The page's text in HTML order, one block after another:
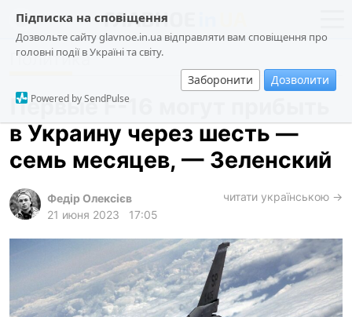
Підписка на сповіщення
Дозвольте сайту glavnoe.in.ua відправляти вам сповіщення про
головні події в Україні та світу.
Заборонити Дозволити
Powered by SendPulse
новости
о проекте
общество
происшествия
криминал
лонгриды
харьков
архив
Политика
Первые F-16 могут прибыть
в Украину через шесть —
семь месяцев, — Зеленский
Федір Олексієв
21 июня 2023
17:05
читати українською →